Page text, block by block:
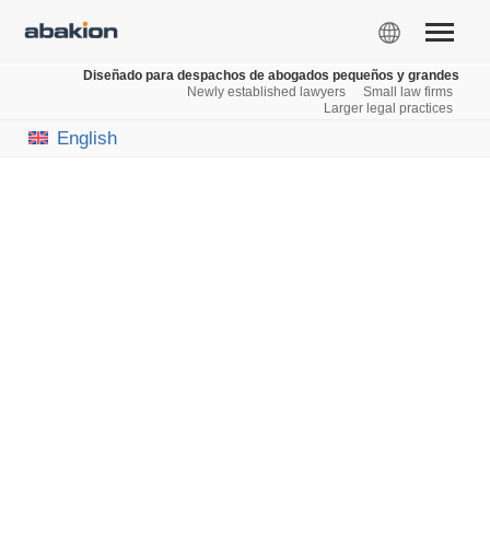
English
Diseñado para despachos de abogados pequeños y grandes
Newly established lawyers
Small law firms
Larger legal practices